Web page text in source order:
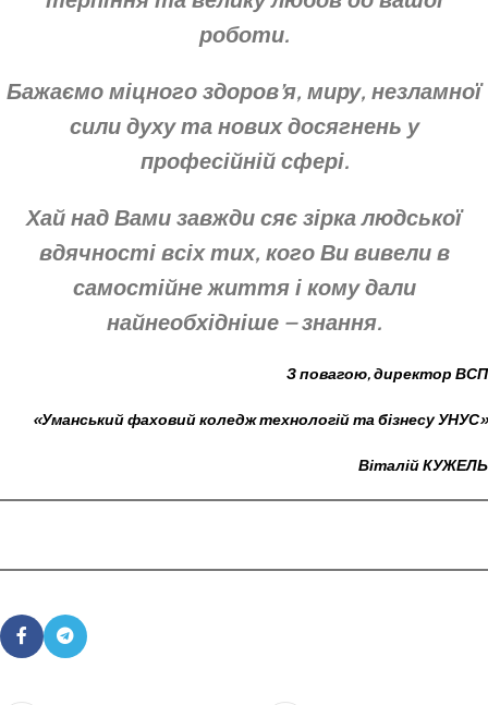
роботи.
Бажаємо міцного здоров’я, миру, незламної
сили духу та нових досягнень у
професійній сфері.
Хай над Вами завжди сяє зірка людської
вдячності всіх тих, кого Ви вивели в
самостійне життя і кому дали
найнеобхідніше – знання.
З повагою, директор ВСП
«Уманський фаховий коледжтехнологій та бізнесу УНУС»
Віталій КУЖЕЛЬ